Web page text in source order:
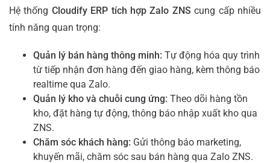
Hệ thống Cloudify ERP tích hợp Zalo ZNS cung cấp nhiều
tính năng quan trọng:
Quản lý bán hàng thông minh: Tự động hóa quy trình
từ tiếp nhận đơn hàng đến giao hàng, kèm thông báo
realtime qua Zalo.
Quản lý kho và chuỗi cung ứng: Theo dõi hàng tồn
kho, đặt hàng tự động, thông báo nhập xuất kho qua
ZNS.
Chăm sóc khách hàng: Gửi thông báo marketing,
khuyến mãi, chăm sóc sau bán hàng qua Zalo ZNS.